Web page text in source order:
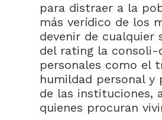
para distraer a la
más verídico de los
devenir de cualquier
del rating la consoli-
personales como el
humildad personal
de las instituciones,
quienes procuran